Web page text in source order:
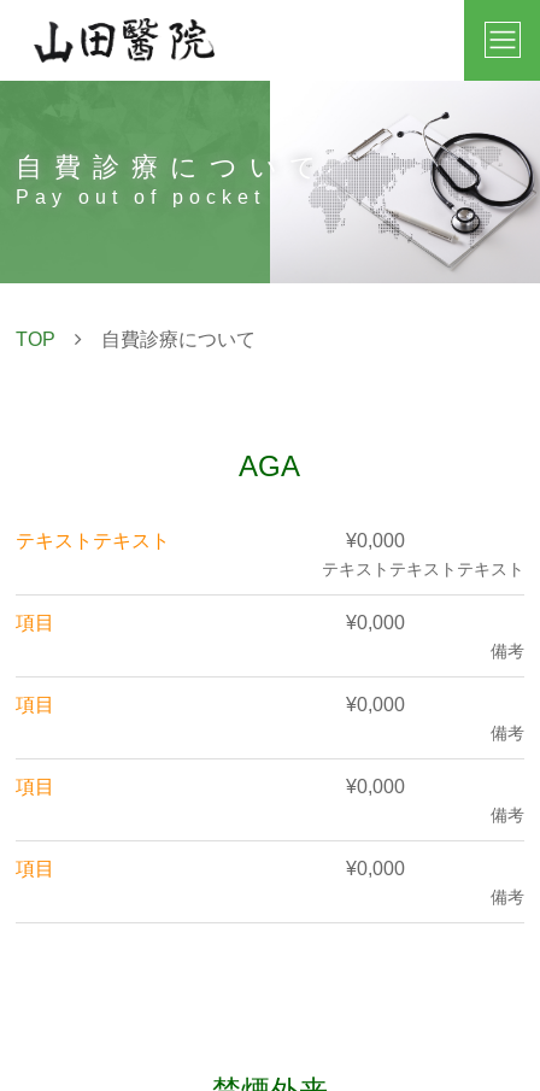
自費診療について
Pay out of pocket
TOP 自費診療について
AGA
テキストテキスト ¥0,000
テキストテキストテキスト
項目 ¥0,000
備考
項目 ¥0,000
備考
項目 ¥0,000
備考
項目 ¥0,000
備考